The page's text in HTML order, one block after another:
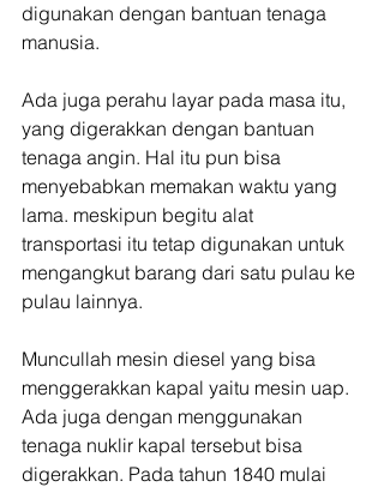
digunakan dengan bantuan tenaga
manusia.
Ada juga perahu layar pada masa itu,
yang digerakkan dengan bantuan
tenaga angin. Hal itu pun bisa
menyebabkan memakan waktu yang
lama. meskipun begitu alat
transportasi itu tetap digunakan untuk
mengangkut barang dari satu pulau ke
pulau lainnya.
Muncullah mesin diesel yang bisa
menggerakkan kapal yaitu mesin uap.
Ada juga dengan menggunakan
tenaga nuklir kapal tersebut bisa
digerakkan. Pada tahun 1840 mulai